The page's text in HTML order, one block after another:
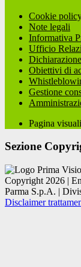
Cookie
Note legali
Informativa
Ufficio
Obiettivi di
Gestione
Pagina
Sezione
Copyright 2026 |
Parma S.p.A. |
Disclaimer